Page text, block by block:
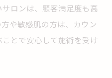
ロンは、顧客満足度も高
や敏感肌の方は、カウン
とで安心して施術を受け